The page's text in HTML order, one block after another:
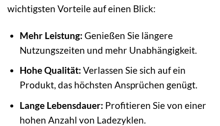
wichtigsten Vorteile auf einen Blick:
Mehr Leistung: Genießen Sie längere
Nutzungszeiten und mehr Unabhängigkeit.
Hohe Qualität: Verlassen Sie sich auf ein
Produkt, das höchsten Ansprüchen genügt.
Lange Lebensdauer: Profitieren Sie von einer
hohen Anzahl von Ladezyklen.